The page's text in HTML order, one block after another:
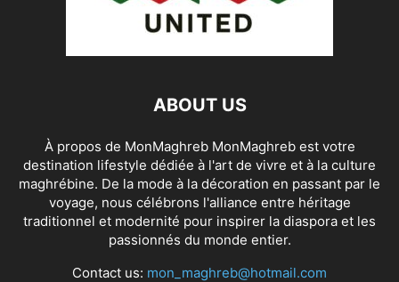
ABOUT US
À propos de MonMaghreb MonMaghreb est votre
destination lifestyle dédiée à l'art de vivre et à la culture
maghrébine. De la mode à la décoration en passant par le
voyage, nous célébrons l'alliance entre héritage
traditionnel et modernité pour inspirer la diaspora et les
passionnés du monde entier.
Contact us: mon_maghreb@hotmail.com